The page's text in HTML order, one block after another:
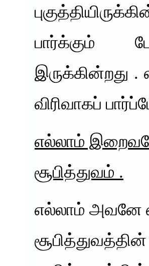
பார்க்கும்
இருக்கின்றது .
விரிவாகப்
எல்லாம்
சூபித்துவம் .
எல்லாம் அவனே